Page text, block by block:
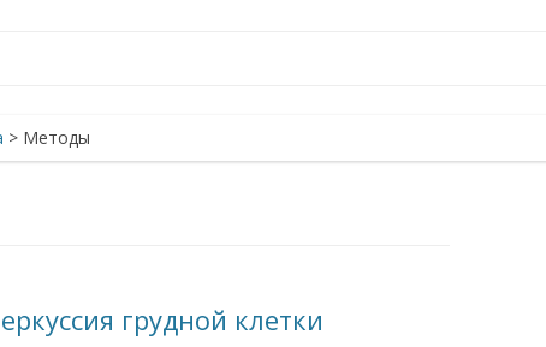
> Методы
грудной клетки